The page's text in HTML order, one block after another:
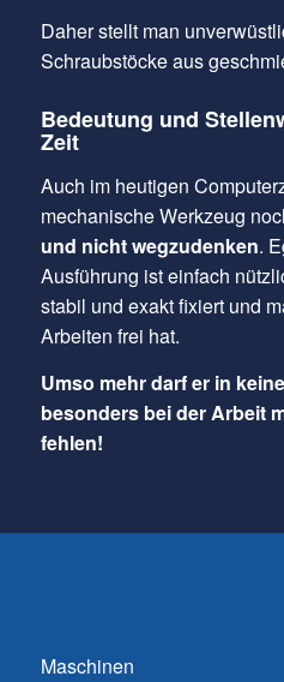
Daher stellt man
Schraubstöcke aus
Bedeutung und
Zeit
Auch im heutigen
mechanische Werkzeug
und nicht wegzudenken.
Ausführung ist einfach
stabil und exakt fixiert und
Arbeiten frei hat.
Umso mehr darf er in
besonders bei der Arbeit
fehlen!
Maschinen